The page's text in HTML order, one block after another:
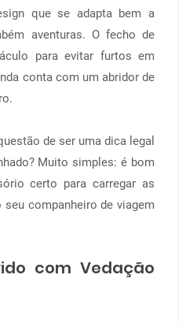
que se adapta bem a
aventuras. O fecho de
para evitar furtos em
conta com um abridor de
de ser uma dica legal
Muito simples: é bom
certo para carregar as
companheiro de viagem
com Vedação